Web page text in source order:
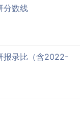
分数线
报录比（含2022-